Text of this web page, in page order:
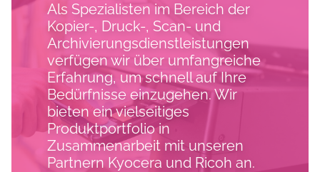
Als Spezialisten im Bereich der
Kopier-, Druck-, Scan- und
Archivierungsdienstleistungen
verfügen wir über umfangreiche
Erfahrung, um schnell auf Ihre
Bedürfnisse einzugehen. Wir
bieten ein vielseitiges
Produktportfolio in
Zusammenarbeit mit unseren
Partnern Kyocera und Ricoh an.